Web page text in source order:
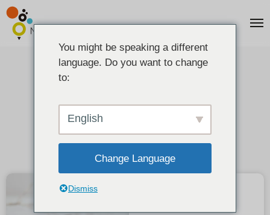
수제 결혼반지를 만드는 방법
You might be speaking a different
language. Do you want to change
to:
English
Change Language
Dismiss